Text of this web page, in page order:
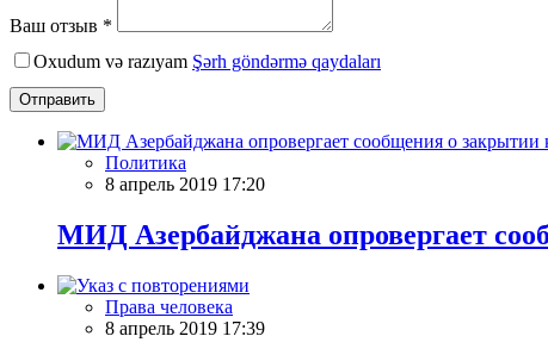
Ваш отзыв *
Oxudum və razıyam Şərh göndərmə qaydaları
Отправить
Политика
8 апрель 2019 17:20
МИД Азербайджана опровергает
Права человека
8 апрель 2019 17:39